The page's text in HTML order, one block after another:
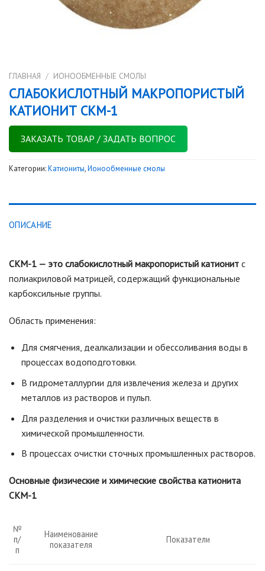
ГЛАВНАЯ / ИОНООБМЕННЫЕ СМОЛЫ
СЛАБОКИСЛОТНЫЙ МАКРОПОРИСТЫЙ
КАТИОНИТ СКМ-1
ЗАКАЗАТЬ ТОВАР / ЗАДАТЬ ВОПРОС
Категории:Катиониты,Ионообменные смолы
ОПИСАНИЕ
СКМ-1 — это слабокислотный макропористый катионит с
полиакриловой матрицей, содержащий функциональные
карбоксильные группы.
Область применения:
Для смягчения, деалкализации и обессоливания воды в
процессах водоподготовки.
В гидрометаллургии для извлечения железа и других
металлов из растворов и пульп.
Для разделения и очистки различных веществ в
химической промышленности.
В процессах очистки сточных промышленных растворов.
Основные физические и химические свойства катионита
СКМ-1
№
п/
п
Наименование
показателя
Показатели